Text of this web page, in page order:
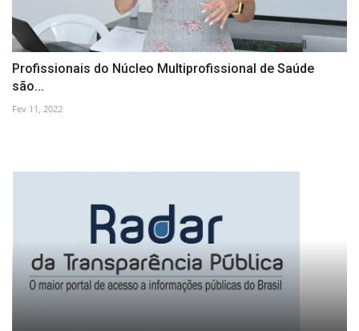
Profissionais do Núcleo Multiprofissional de Saúde
são...
Fev 11, 2022